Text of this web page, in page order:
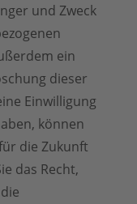
und Zweck
ein
dieser
Einwilligung
können
die Zukunft
das Recht,